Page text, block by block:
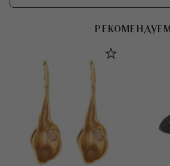
РЕКОМЕНДУЕМ